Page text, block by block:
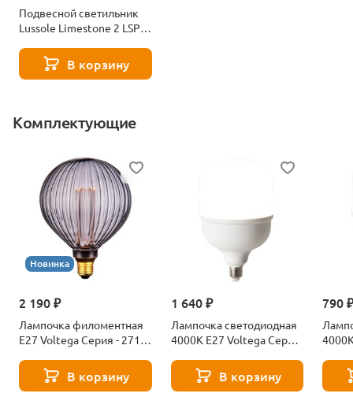
Подвесной светильник
Lussole Limestone 2 LSP-
В корзину
Комплектующие
Новинка
2 190 ₽
Лампочка филоментная
Е27 Voltega Серия - 271
В корзину
1 640 ₽
Лампочка светодиодная
4000К Е27 Voltega Серия
В корзину
790